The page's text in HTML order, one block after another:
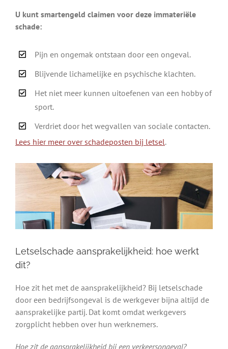
U kunt smartengeld claimen voor deze immateriële
schade:
Pijn en ongemak ontstaan door een ongeval.
Blijvende lichamelijke en psychische klachten.
Het niet meer kunnen uitoefenen van een hobby of
sport.
Verdriet door het wegvallen van sociale contacten.
Lees hier meer over schadeposten bij letsel.
Letselschade aansprakelijkheid: hoe werkt
dit?
Hoe zit het met de aansprakelijkheid? Bij letselschade
door een bedrijfsongeval is de werkgever bijna altijd de
aansprakelijke partij. Dat komt omdat werkgevers
zorgplicht hebben over hun werknemers.
Hoe zit de aansprakelijkheid bij een verkeersongeval?